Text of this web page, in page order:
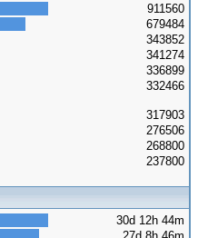
911560
679484
343852
341274
336899
332466
317903
276506
268800
237800
30d 12h 44m